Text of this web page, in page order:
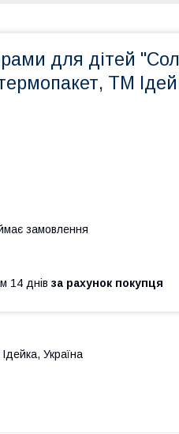
для дітей
ТМ
замовлення
14 днів за рахунок покупця
Україна